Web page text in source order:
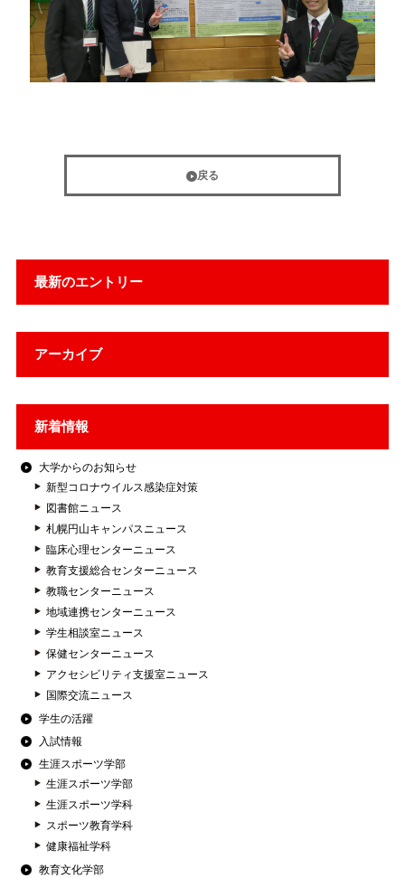
最新のエントリー
アーカイブ
新着情報
大学からのお知らせ
新型コロナウイルス感染症対策
図書館ニュース
札幌円山キャンパスニュース
臨床心理センターニュース
教育支援総合センターニュース
教職センターニュース
地域連携センターニュース
学生相談室ニュース
保健センターニュース
アクセシビリティ支援室ニュース
国際交流ニュース
学生の活躍
入試情報
生涯スポーツ学部
生涯スポーツ学部
生涯スポーツ学科
スポーツ教育学科
健康福祉学科
教育文化学部
戻る